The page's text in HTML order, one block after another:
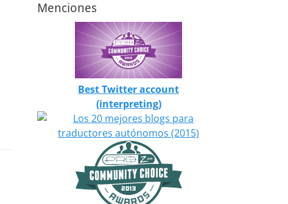
Menciones
Best Twitter account
(interpreting)